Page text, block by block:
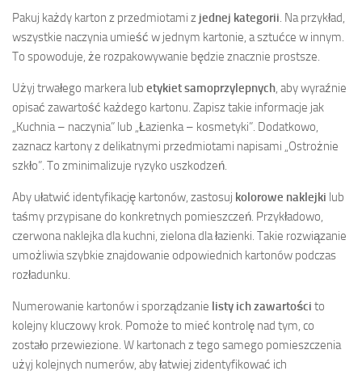
Pakuj każdy karton z przedmiotami z jednej kategorii . Na przykład,
wszystkie naczynia umieść w jednym kartonie, a sztućce w innym.
To spowoduje, że rozpakowywanie będzie znacznie prostsze.
Użyj trwałego markera lub etykiet samoprzylepnych , aby wyraźnie
opisać zawartość każdego kartonu. Zapisz takie informacje jak
„Kuchnia – naczynia” lub „Łazienka – kosmetyki”. Dodatkowo,
zaznacz kartony z delikatnymi przedmiotami napisami „Ostrożnie
szkło”. To zminimalizuje ryzyko uszkodzeń.
Aby ułatwić identyfikację kartonów, zastosuj kolorowe naklejki lub
taśmy przypisane do konkretnych pomieszczeń. Przykładowo,
czerwona naklejka dla kuchni, zielona dla łazienki. Takie rozwiązanie
umożliwia szybkie znajdowanie odpowiednich kartonów podczas
rozładunku.
Numerowanie kartonów i sporządzanie listy ich zawartości to
kolejny kluczowy krok. Pomoże to mieć kontrolę nad tym, co
zostało przewiezione. W kartonach z tego samego pomieszczenia
użyj kolejnych numerów, aby łatwiej zidentyfikować ich